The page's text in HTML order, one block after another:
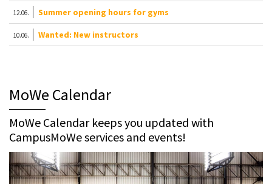
12.06. Summer opening hours for gyms
10.06. Wanted: New instructors
MoWe Calendar
MoWe Calendar keeps you updated with
CampusMoWe services and events!